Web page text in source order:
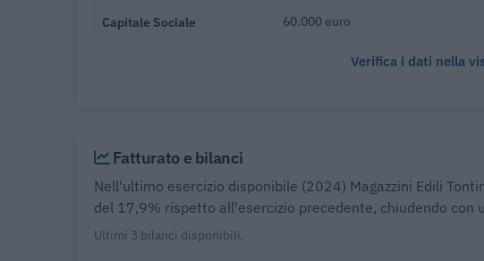
Capitale Sociale 60.000 euro
Verifica i dati nella
Fatturato e bilanci
Nell'ultimo esercizio disponibile (2024) Magazzini Edili
del 17,9% rispetto all'esercizio precedente, chiudendo con
Ultimi 3 bilanci disponibili.